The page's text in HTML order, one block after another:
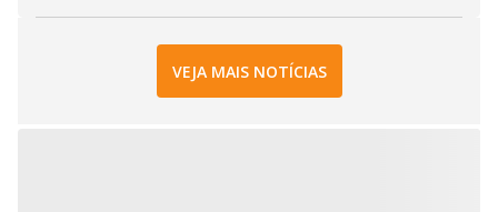
VEJA MAIS NOTÍCIAS